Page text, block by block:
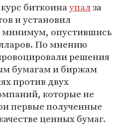
биткоинаупалза
и установил
минимум, опустившись
По мнению
решения
бумагам и биржам
против двух
которые не
первые полученные
ценных бумаг.